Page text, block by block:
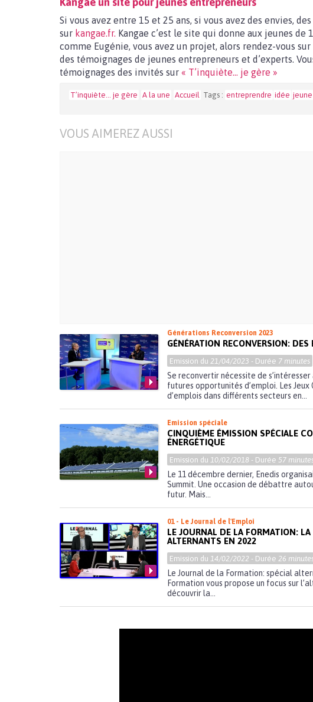
Si vous avez entre 15 et 25 ans, si vous avez des envies,
sur kangae.fr. Kangae c’est le site qui donne aux jeunes de
comme Eugénie, vous avez un projet, alors rendez-vous
des témoignages de jeunes entrepreneurs et d’experts.
témoignages des invités sur « T’inquiète… je gère »
T’inquiète… je gère A la une Accueil Tags : entreprendre idée jeune
VOUS AIMEREZ AUSSI
Générations Reconversion 2023
GÉNÉRATION RECONVERSION:
Emission du21/04/2023 - Durée 7 minutes
Se reconvertir nécessite de
futures opportunités d’emploi. Les Jeux
d’emplois dans différents secteurs en...
Emission spéciale
CINQUIÈME ÉMISSION SPÉCIALE
ÉNERGÉTIQUE
Emission du10/02/2018 - Durée 57
Le 11 décembre dernier, Enedis
Summit. Une occasion de débattre
futur. Mais...
01 - Le Journal de l'Emploi
LE JOURNAL DE LA FORMATION:
ALTERNANTS EN 2022
Emission du14/02/2022 - Durée26
Le Journal de la Formation: spécial
Formation vous propose un focus sur
découvrir la...